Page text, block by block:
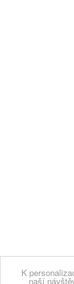
K
naší